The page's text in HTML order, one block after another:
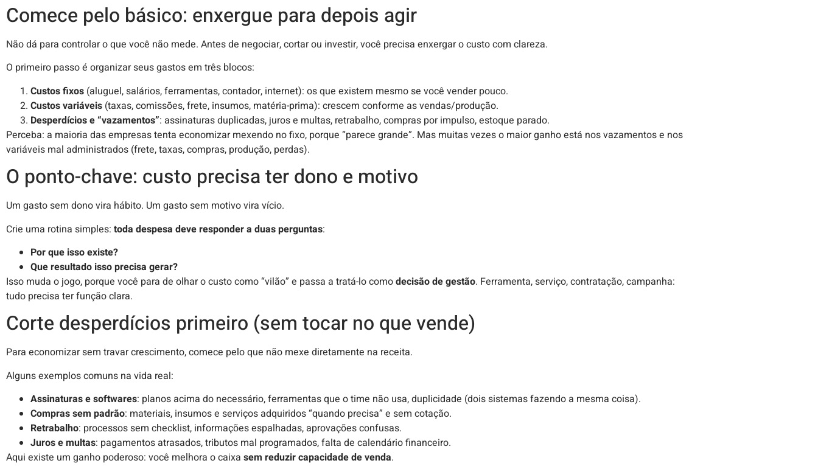
Comece pelo básico: enxergue para depois agir
Não dá para controlar o que você não mede. Antes de negociar, cortar ou investir, você precisa enxergar o custo com clareza.
O primeiro passo é organizar seus gastos em três blocos:
Custos fixos (aluguel, salários, ferramentas, contador, internet): os que existem mesmo se você vender pouco.
Custos variáveis (taxas, comissões, frete, insumos, matéria-prima): crescem conforme as vendas/produção.
Desperdícios e “vazamentos”: assinaturas duplicadas, juros e multas, retrabalho, compras por impulso, estoque parado.
Perceba: a maioria das empresas tenta economizar mexendo no fixo, porque “parece grande”. Mas muitas vezes o maior ganho está nos vazamentos e nos
variáveis mal administrados (frete, taxas, compras, produção, perdas).
O ponto-chave: custo precisa ter dono e motivo
Um gasto sem dono vira hábito. Um gasto sem motivo vira vício.
Crie uma rotina simples: toda despesa deve responder a duas perguntas:
Por que isso existe?
Que resultado isso precisa gerar?
Isso muda o jogo, porque você para de olhar o custo como “vilão” e passa a tratá-lo comodecisão de gestão. Ferramenta, serviço, contratação, campanha:
tudo precisa ter função clara.
Corte desperdícios primeiro (sem tocar no que vende)
Para economizar sem travar crescimento, comece pelo que não mexe diretamente na receita.
Alguns exemplos comuns na vida real:
Assinaturas e softwares: planos acima do necessário, ferramentas que o time não usa, duplicidade (dois sistemas fazendo a mesma coisa).
Compras sem padrão: materiais, insumos e serviços adquiridos “quando precisa” e sem cotação.
Retrabalho: processos sem checklist, informações espalhadas, aprovações confusas.
Juros e multas: pagamentos atrasados, tributos mal programados, falta de calendário financeiro.
Aqui existe um ganho poderoso: você melhora o caixa sem reduzir capacidade de venda.